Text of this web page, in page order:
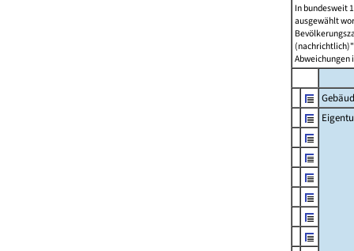
In bundesweit
ausgewählt
Abweichungen